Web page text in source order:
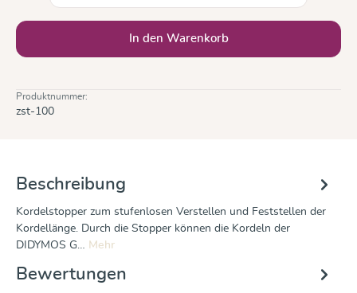
In den Warenkorb
Produktnummer:
zst-100
Beschreibung
Kordelstopper zum stufenlosen Verstellen und Feststellen der
Kordellänge. Durch die Stopper können die Kordeln der
DIDYMOS G… Mehr
Bewertungen